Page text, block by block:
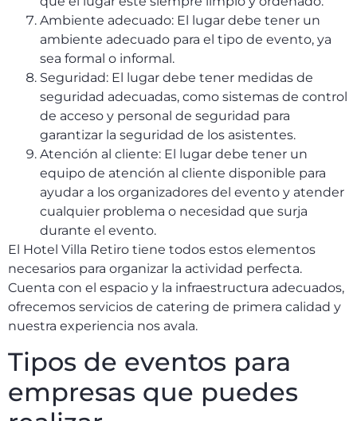
Ambiente adecuado: El lugar debe tener un
ambiente adecuado para el tipo de evento, ya
sea formal o informal.
Seguridad: El lugar debe tener medidas de
seguridad adecuadas, como sistemas de control
de acceso y personal de seguridad para
garantizar la seguridad de los asistentes.
Atención al cliente: El lugar debe tener un
equipo de atención al cliente disponible para
ayudar a los organizadores del evento y atender
cualquier problema o necesidad que surja
durante el evento.
El Hotel Villa Retiro tiene todos estos elementos
necesarios para organizar la actividad perfecta.
Cuenta con el espacio y la infraestructura adecuados,
ofrecemos servicios de catering de primera calidad y
nuestra experiencia nos avala.
Tipos de eventos para
empresas que puedes